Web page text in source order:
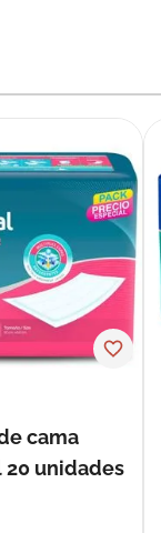
cama
unidades